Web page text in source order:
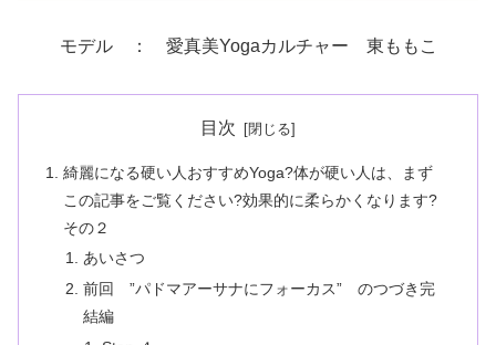
モデル ： 愛真美Yogaカルチャー 東ももこ
目次
綺麗になる硬い人おすすめYoga?体が硬い人は、まず
この記事をご覧ください?効果的に柔らかくなります?
その２
あいさつ
前回 ”パドマアーサナにフォーカス” のつづき完
結編